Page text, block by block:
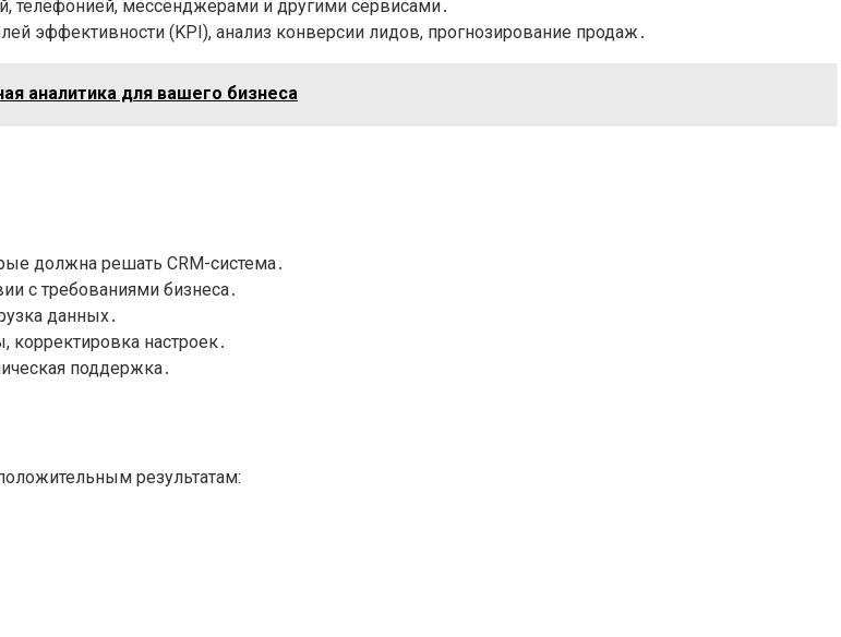
телефонией, мессенджерами и другими сервисами․
эффективности (KPI), анализ конверсии лидов, прогнозирование продаж․
аналитика для вашего бизнеса
должна решать CRM-система․
с требованиями бизнеса․
данных․
корректировка настроек․
поддержка․
результатам: